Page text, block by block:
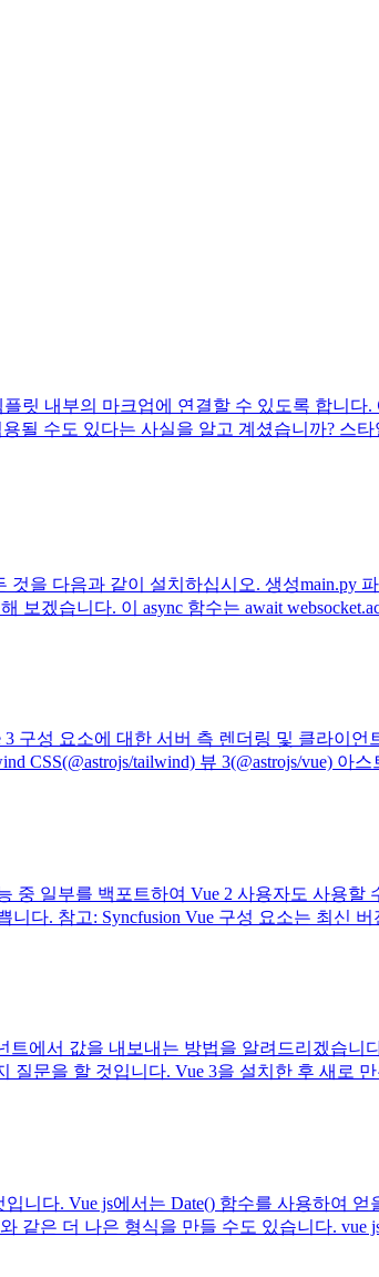
릿 내부의 마크업에 연결할 수 있도록 합니
될 수도 있다는 사실을 알고 계셨습니까? 스
것을 다음과 같이 설치하십시오. 생성main.py
겠습니다. 이 async 함수는 await
구성 요소에 대한 서버 측 렌더링 및 클라이
CSS(@astrojs/tailwind) 뷰 3(@astrojs/vue) 아스
중 일부를 백포트하여 Vue 2 사용자도 사용
다. 참고: Syncfusion Vue 구성 요소는 최신
트에서 값을 내보내는 방법을 알려드리겠습
질문을 할 것입니다. Vue 3을 설치한 후 새로
니다. Vue js에서는 Date() 함수를 사용하여
같은 더 나은 형식을 만들 수도 있습니다.